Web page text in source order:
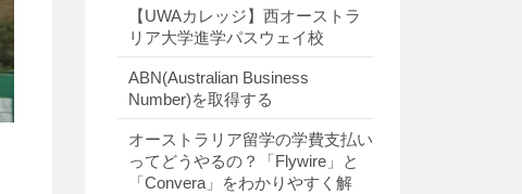
【UWAカレッジ】西オーストラ
リア大学進学パスウェイ校
ABN(Australian Business
Number)を取得する
オーストラリア留学の学費支払い
ってどうやるの？「Flywire」と
「Convera」をわかりやすく解